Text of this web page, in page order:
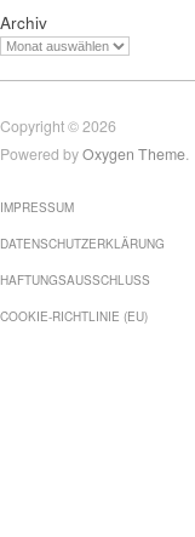
Archiv
Copyright © 2026
Powered byOxygen Theme.
IMPRESSUM
DATENSCHUTZERKLÄRUNG
HAFTUNGSAUSSCHLUSS
COOKIE-RICHTLINIE (EU)